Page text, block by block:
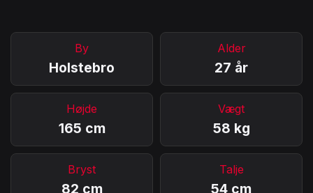
By
Holstebro
Alder
27 år
Højde
165 cm
Vægt
58 kg
Bryst
82 cm
Talje
54 cm